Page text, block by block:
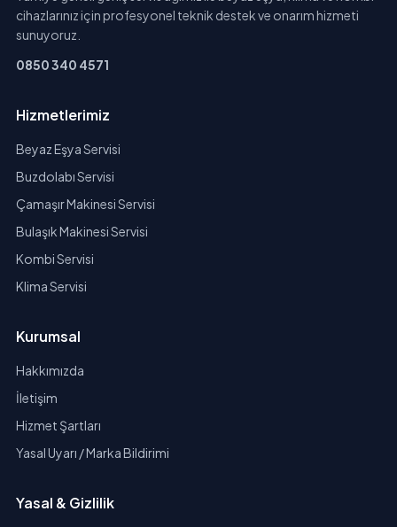
cihazlarınız için profesyonel teknik destek ve onarım hizmeti
sunuyoruz.
0850 340 4571
Hizmetlerimiz
Beyaz Eşya Servisi
Buzdolabı Servisi
Çamaşır Makinesi Servisi
Bulaşık Makinesi Servisi
Kombi Servisi
Klima Servisi
Kurumsal
Hakkımızda
İletişim
Hizmet Şartları
Yasal Uyarı / Marka Bildirimi
Yasal & Gizlilik